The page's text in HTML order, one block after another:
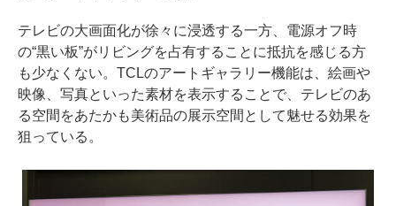
テレビの大画面化が徐々に浸透する一方、電源オフ時
の“黒い板”がリビングを占有することに抵抗を感じる方
も少なくない。TCLのアートギャラリー機能は、絵画や
映像、写真といった素材を表示することで、テレビのあ
る空間をあたかも美術品の展示空間として魅せる効果を
狙っている。